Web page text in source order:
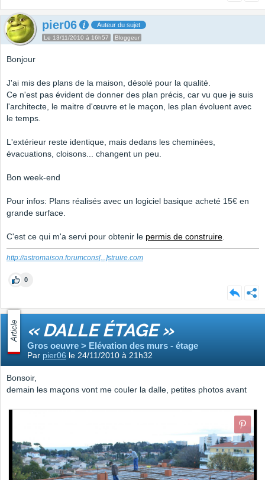
pier06 Auteur du sujet
Le 13/11/2010 à 16h57 Bloggeur
Bonjour
J'ai mis des plans de la maison, désolé pour la qualité.
Ce n'est pas évident de donner des plan précis, car vu que je suis
l'architecte, le maitre d'œuvre et le maçon, les plan évoluent avec
le temps.
L'extérieur reste identique, mais dedans les cheminées,
évacuations, cloisons... changent un peu.
Bon week-end
Pour infos: Plans réalisés avec un logiciel basique acheté 15€ en
grande surface.
C'est ce qui m'a servi pour obtenir le permis de construire.
http://astromaison.forumcons[...]struire.com
0
Article « DALLE ÉTAGE »
Gros oeuvre > Elévation des murs - étage
Par pier06 le 24/11/2010 à 21h32
Bonsoir,
demain les maçons vont me couler la dalle, petites photos avant